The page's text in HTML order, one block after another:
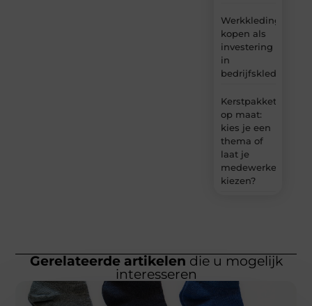
Werkkleding
kopen als
investering
in
bedrijfskleding
Kerstpakket
op maat:
kies je een
thema of
laat je
medewerkers
kiezen?
Gerelateerde artikelen die u mogelijk
interesseren